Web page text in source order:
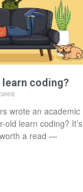
coding?
wrote an academic
learn coding? It’s
a read —